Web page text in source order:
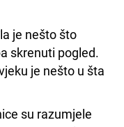
je nešto što
skrenuti pogled.
je nešto u šta
su razumjele